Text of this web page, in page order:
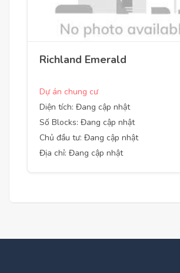
Richland Emerald
Dự án chung cư
Diện tích: Đang cập nhật
Số Blocks: Đang cập nhật
Chủ đầu tư: Đang cập nhật
Địa chỉ: Đang cập nhật